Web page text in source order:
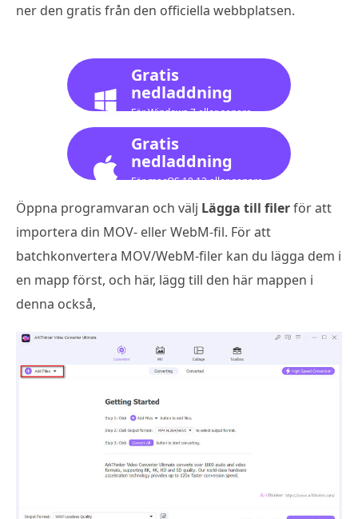
ner den gratis från den officiella webbplatsen.
Gratis
nedladdning
För Windows 7 eller senare
Gratis
nedladdning
För macOS 10.12 eller senare
Öppna programvaran och välj Lägga till filerför att
importera din MOV- eller WebM-fil. För att
batchkonvertera MOV/WebM-filer kan du lägga dem i
en mapp först, och här, lägg till den här mappen i
denna också,